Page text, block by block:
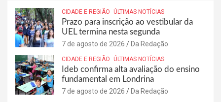
CIDADE E REGIÃO ÚLTIMAS NOTÍCIAS
Prazo para inscrição ao vestibular da
UEL termina nesta segunda
7 de agosto de 2026 Da Redação
CIDADE E REGIÃO ÚLTIMAS NOTÍCIAS
Ideb confirma alta avaliação do ensino
fundamental em Londrina
7 de agosto de 2026 Da Redação